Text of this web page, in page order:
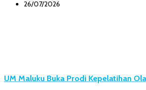
26/07/2026
UM Maluku Buka Prodi Kepelatihan